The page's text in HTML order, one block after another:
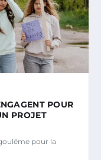
POUR
PROJET
pour la